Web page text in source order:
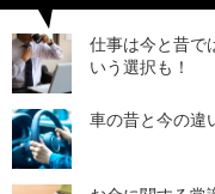
仕事は今と昔で
いう選択も！
車の昔と今の違